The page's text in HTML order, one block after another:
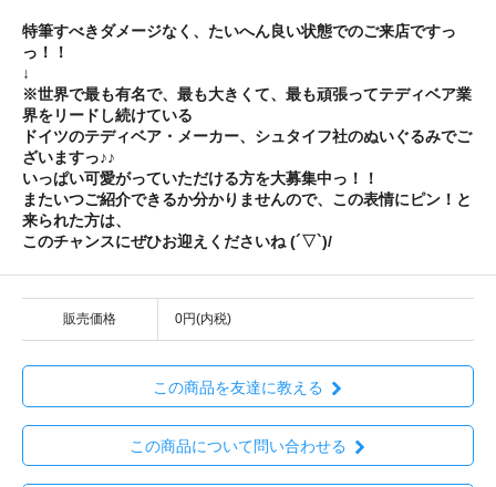
特筆すべきダメージなく、たいへん良い状態でのご来店ですっ
っ！！
↓
※世界で最も有名で、最も大きくて、最も頑張ってテディベア業
界をリードし続けている
ドイツのテディベア・メーカー、シュタイフ社のぬいぐるみでご
ざいますっ♪♪
いっぱい可愛がっていただける方を大募集中っ！！
またいつご紹介できるか分かりませんので、この表情にピン！と
来られた方は、
このチャンスにぜひお迎えくださいね (´▽`)/
販売価格 0円(内税)
この商品を友達に教える
この商品について問い合わせる